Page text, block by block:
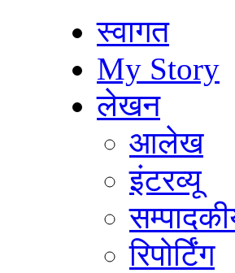
स्वागत
My Story
लेखन
आलेख
इंटरव्यू
रिपोर्टिंग